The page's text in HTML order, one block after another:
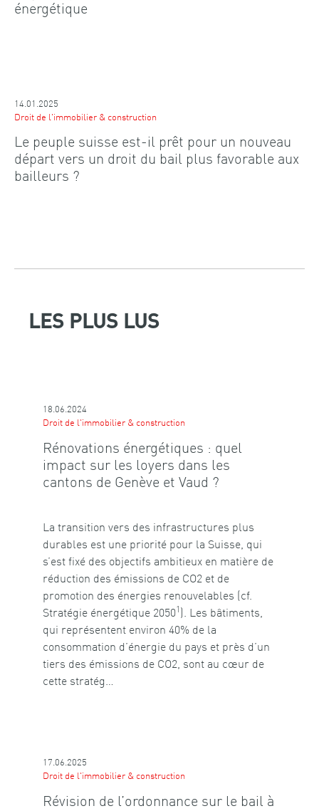
énergétique
14.01.2025
Droit de l'immobilier & construction
Le peuple suisse est-il prêt pour un nouveau
départ vers un droit du bail plus favorable aux
bailleurs ?
LES PLUS LUS
18.06.2024
Droit de l'immobilier & construction
Rénovations énergétiques : quel
impact sur les loyers dans les
cantons de Genève et Vaud ?
La transition vers des infrastructures plus
durables est une priorité pour la Suisse, qui
s’est fixé des objectifs ambitieux en matière de
réduction des émissions de CO2 et de
promotion des énergies renouvelables (cf.
Stratégie énergétique 20501). Les bâtiments,
qui représentent environ 40% de la
consommation d’énergie du pays et près d’un
tiers des émissions de CO2, sont au cœur de
cette stratég…
17.06.2025
Droit de l'immobilier & construction
Révision de l’ordonnance sur le bail à